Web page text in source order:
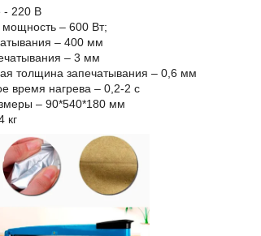
- 220 В
– 600 Вт;
– 400 мм
– 3 мм
толщина запечатывания – 0,6 мм
время нагрева – 0,2-2 с
– 90*540*180 мм
кг